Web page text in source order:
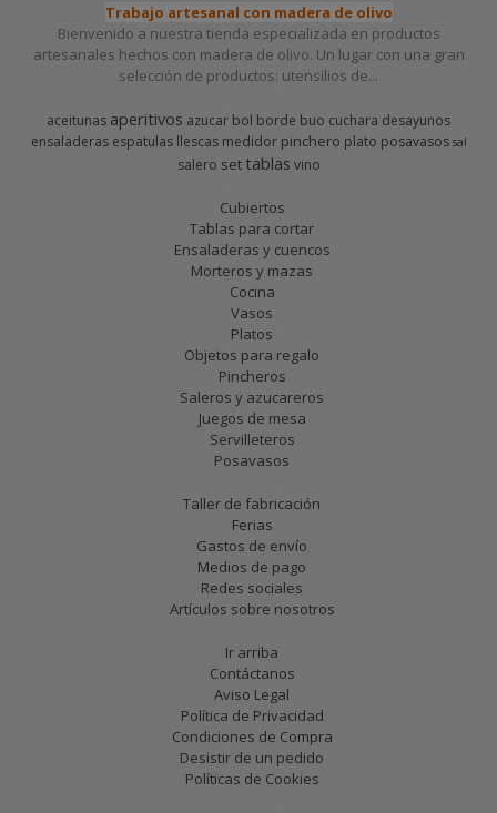
Trabajo artesanal con madera de olivo
Bienvenido a nuestra tienda especializada en productos
artesanales hechos con madera de olivo. Un lugar con una gran
selección de productos: utensilios de...
aceitunas aperitivos azucar bol borde buo cuchara desayunos
ensaladeras espatulas llescas medidor pinchero plato posavasos sal
salero set tablas vino
Cubiertos
Tablas para cortar
Ensaladeras y cuencos
Morteros y mazas
Cocina
Vasos
Platos
Objetos para regalo
Pincheros
Saleros y azucareros
Juegos de mesa
Servilleteros
Posavasos
Taller de fabricación
Ferias
Gastos de envío
Medios de pago
Redes sociales
Artículos sobre nosotros
Ir arriba
Contáctanos
Aviso Legal
Política de Privacidad
Condiciones de Compra
Desistir de un pedido
Políticas de Cookies